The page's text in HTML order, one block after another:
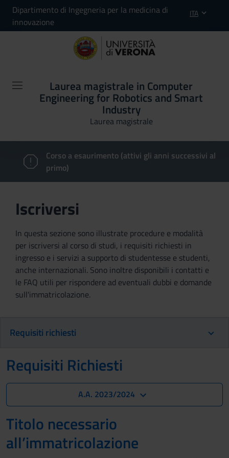
Dipartimento di Ingegneria per la medicina di
innovazione
ITA
Laurea magistrale in Computer
Engineering for Robotics and Smart
Industry
Laurea magistrale
Corso a esaurimento (attivi gli anni successivi al
primo)
Iscriversi
In questa sezione sono illustrate procedure e modalità
per iscriversi al corso di studi, i requisiti richiesti in
ingresso e i servizi a supporto di studentesse e studenti,
anche internazionali. Sono inoltre disponibili i contatti e
le FAQ utili per rispondere ad eventuali dubbi e domande
sull'immatricolazione.
Requisiti richiesti
Requisiti Richiesti
A.A. 2023/2024
Titolo necessario
all’immatricolazione